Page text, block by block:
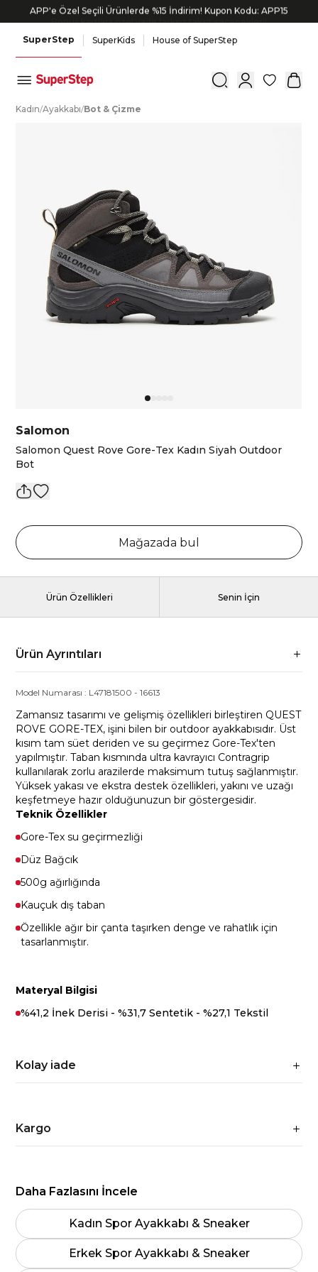
APP'e Özel Seçili Ürünlerde %15 İndirim! Kupon Kodu: APP15
Bonus kartlara özel vade farksız taksit seçenekleri!
SuperStep SuperKids House of SuperStep
0
Kadın/Ayakkabı/Bot & Çizme
Salomon
Salomon Quest Rove Gore-Tex Kadın Siyah Outdoor
Bot
Mağazada bul
Ürün Özellikleri Senin İçin
Ürün Ayrıntıları
Model Numarası : L47181500 -16613
Zamansız tasarımı ve gelişmiş özellikleri birleştiren QUEST
ROVE GORE-TEX, işini bilen bir outdoor ayakkabısıdır. Üst
kısım tam süet deriden ve su geçirmez Gore-Tex'ten
yapılmıştır. Taban kısmında ultra kavrayıcı Contragrip
kullanılarak zorlu arazilerde maksimum tutuş sağlanmıştır.
Yüksek yakası ve ekstra destek özellikleri, yakını ve uzağı
keşfetmeye hazır olduğunuzun bir göstergesidir.
Teknik Özellikler
Gore-Tex su geçirmezliği
Düz Bağcık
500g ağırlığında
Kauçuk dış taban
Özellikle ağır bir çanta taşırken denge ve rahatlık için
tasarlanmıştır.
Materyal Bilgisi
%41,2 İnek Derisi - %31,7 Sentetik - %27,1 Tekstil
Kolay iade
Kargo
Daha Fazlasını İncele
Kadın Spor Ayakkabı & Sneaker
Erkek Spor Ayakkabı & Sneaker